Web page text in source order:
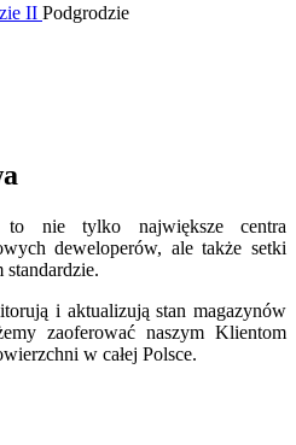
II Podgrodzie
to nie tylko największe centra
deweloperów, ale także setki
i aktualizują stan magazynów
zaoferować naszym Klientom
w całej Polsce.